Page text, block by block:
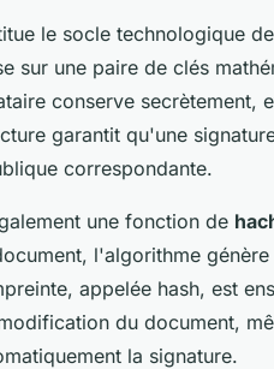
le socle technologique
sur une paire de clés
conserve secrètement,
garantit qu'une
correspondante.
une fonction de
l'algorithme
appelée hash, est
du document,
la signature.